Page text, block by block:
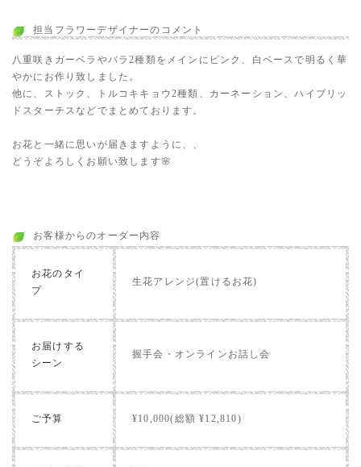
担当フラワーデザイナーのコメント
八重咲きガーベラやバラ2種類をメインにピンク、白ベースで明るく華
やかにお作り致しました。
他に、ストック、トルコキキョウ2種類、カーネーション、ハイブリッ
ドスターチスなどでまとめております。
お花と一緒に思いが届きますように、、
どうぞよろしくお願い致します🌸
お客様からのオーダー内容
お花のタイ
プ
生花アレンジ(置けるお花)
お届けする
シーン
握手会・オンラインお話し会
ご予算 ¥10,000(総額 ¥12,810)